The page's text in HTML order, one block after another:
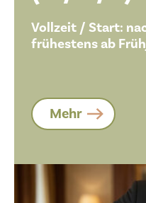
Vollzeit / Start:
frühestens ab
Mehr